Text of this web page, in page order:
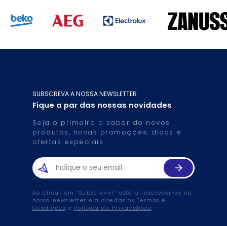
SUBSCREVA A NOSSA NEWSLETTER
Fique a par das nossas novidades
Seja o primeiro a saber de novos
produtos, novas promoções, dicas e
ofertas especiais.
Ao clicar em “Subscrever” está a inscrever-se na
nossa newsletter e a aceitar os Termos e
Condições e Política de Privacidade.